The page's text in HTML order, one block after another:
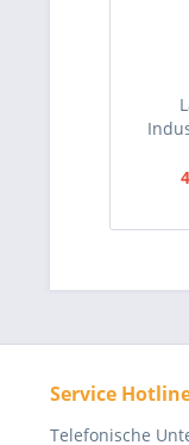
Service
Telefonische